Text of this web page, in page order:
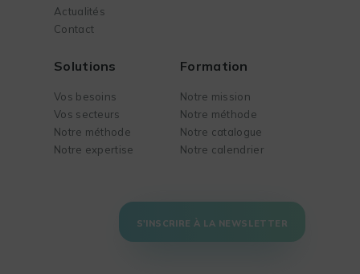
Actualités
Contact
Solutions
Vos besoins
Vos secteurs
Notre méthode
Notre expertise
Formation
Notre mission
Notre méthode
Notre catalogue
Notre calendrier
S'INSCRIRE À LA NEWSLETTER